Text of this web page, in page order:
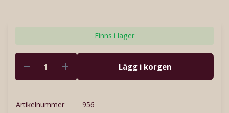
Finns i lager
Lägg i korgen
Artikelnummer 956